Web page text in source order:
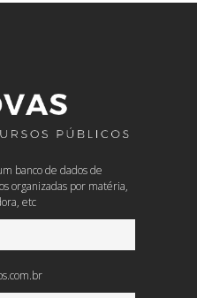
banco de dados de
organizadas por matéria,
etc